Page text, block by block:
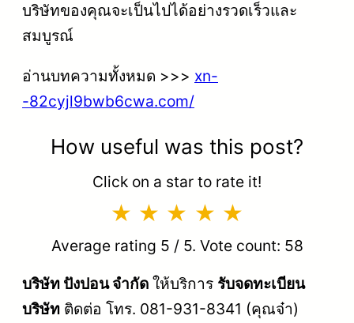
บริษัทของคุณจะเป็นไปได้อย่างรวดเร็วและ
สมบูรณ์
อ่านบทความทั้งหมด >>> xn-
-82cyjl9bwb6cwa.com/
How useful was this post?
Click on a star to rate it!
Average rating 5 / 5. Vote count: 58
บริษัท ปังปอน จำกัด ให้บริการ รับจดทะเบียน
บริษัท ติดต่อ โทร. 081-931-8341 (คุณจ๋า)